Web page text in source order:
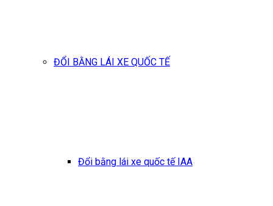
ĐỔI BẰNG LÁI XE QUỐC TẾ
Đổi bằng lái xe quốc tế IAA